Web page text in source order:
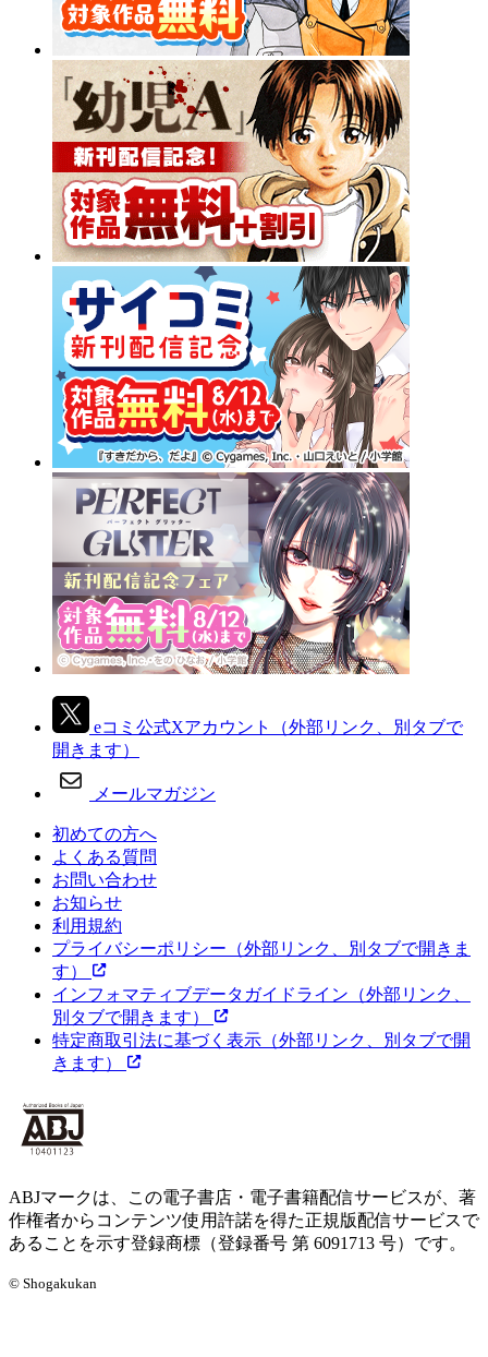
eコミ公式Xアカウント
（外部リンク、別タブで
開きます）
メールマガジン
初めての方へ
よくある質問
お問い合わせ
お知らせ
利用規約
プライバシーポリシー （外部リンク、別タブで開きま
す）
インフォマティブデータガイドライン （外部リンク、
別タブで開きます）
特定商取引法に基づく表示 （外部リンク、別タブで開
きます）
ABJマークは、この電子書店・電子書籍配信サービスが、著
作権者からコンテンツ使用許諾を得た正規版配信サービスで
あることを示す登録商標（登録番号 第 6091713 号）です。
© Shogakukan